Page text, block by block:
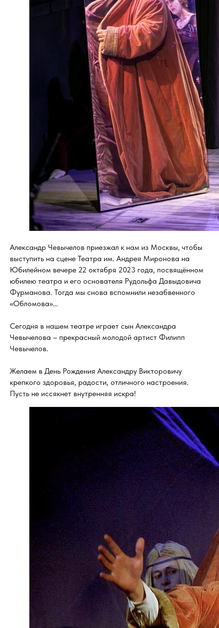
Александр Чевычелов приезжал к нам из Москвы, чтобы
выступить на сцене Театра им. Андрея Миронова на
Юбилейном вечере 22 октября 2023 года, посвящённом
юбилею театра и его основателя Рудольфа Давыдовича
Фурманова. Тогда мы снова вспомнили незабвенного
«Обломова»…
Сегодня в нашем театре играет сын Александра
Чевычелова – прекрасный молодой артист Филипп
Чевычелов.
Желаем в День Рождения Александру Викторовичу
крепкого здоровья, радости, отличного настроения.
Пусть не иссякнет внутренняя искра!